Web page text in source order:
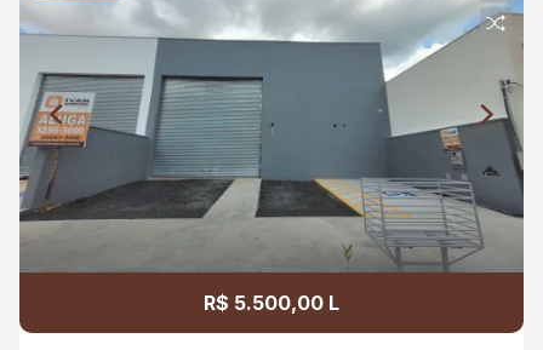
R$ 5.500,00 L